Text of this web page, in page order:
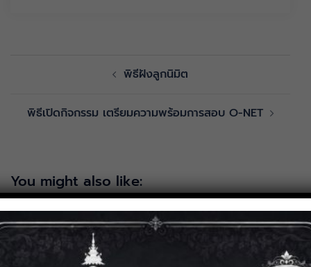
พิธีฝังลูกนิมิต
พิธีเปิดกิจกรรม เตรียมความพร้อมการสอบ O-NET
You might also like: